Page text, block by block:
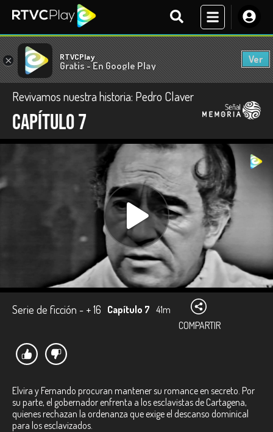
× RTVCPlay
Gratis - En Google Play
Ver
Revivamos nuestra historia: Pedro Claver
Capítulo 7
Serie de ficción - + 16 Capítulo 7 41m
COMPARTIR
Elvira y Fernando procuran mantener su romance en secreto. Por
su parte, el gobernador enfrenta a los esclavistas de Cartagena,
quienes rechazan la ordenanza que exige el descanso dominical
para los esclavizados.